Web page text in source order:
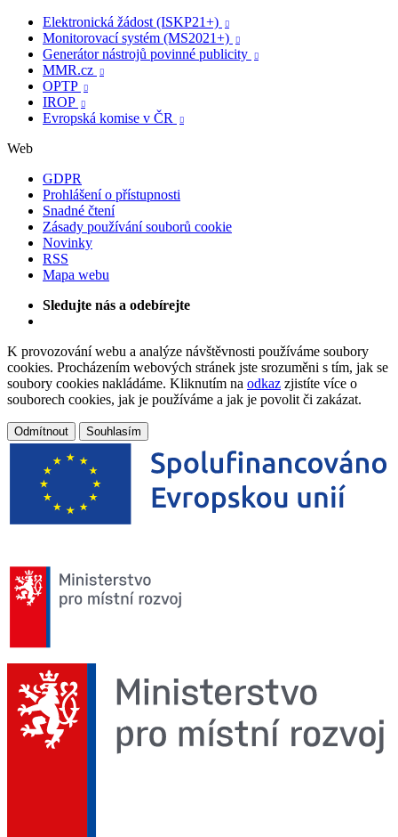
Elektronická žádost (ISKP21+)

Monitorovací systém (MS2021+) 
Generátor nástrojů povinné publicity 
MMR.cz 
OPTP 
IROP 
Evropská komise v ČR 
Web
GDPR
Prohlášení o přístupnosti
Snadné čtení
Zásady používání souborů cookie
Novinky
RSS
Mapa webu
Sledujte nás a odebírejte
K provozování webu a analýze návštěvnosti používáme soubory
cookies. Procházením webových stránek jste srozuměni s tím, jak se
soubory cookies nakládáme. Kliknutím na odkaz zjistíte více o
souborech cookies, jak je používáme a jak je povolit či zakázat.
Odmítnout Souhlasím